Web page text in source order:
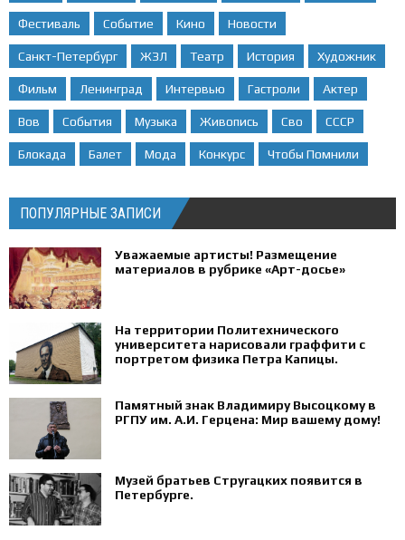
Фестиваль Событие Кино Новости
Санкт-Петербург ЖЗЛ Театр История Художник
Фильм Ленинград Интервью Гастроли Актер
Вов События Музыка Живопись Сво СССР
Блокада Балет Мода Конкурс Чтобы Помнили
ПОПУЛЯРНЫЕ ЗАПИСИ
Уважаемые артисты! Размещение
материалов в рубрике «Арт-досье»
На территории Политехнического
университета нарисовали граффити с
портретом физика Петра Капицы.
Памятный знак Владимиру Высоцкому в
РГПУ им. А.И. Герцена: Мир вашему дому!
Музей братьев Стругацких появится в
Петербурге‍.